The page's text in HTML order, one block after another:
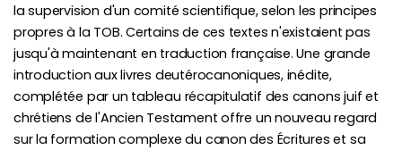
la supervision d'un comité scientifique, selon les principes
propres à la TOB. Certains de ces textes n'existaient pas
jusqu'à maintenant en traduction française. Une grande
introduction aux livres deutérocanoniques, inédite,
complétée par un tableau récapitulatif des canons juif et
chrétiens de l'Ancien Testament offre un nouveau regard
sur la formation complexe du canon des Écritures et sa